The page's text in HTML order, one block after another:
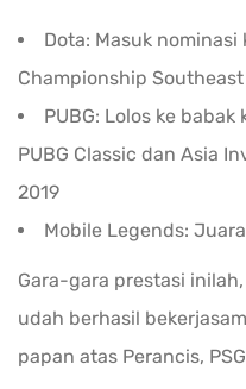
Dota: Masuk
Championship
PUBG: Lolos ke babak
PUBG Classic dan Asia
2019
Mobile Legends:
Gara-gara prestasi
udah berhasil
papan atas Perancis,